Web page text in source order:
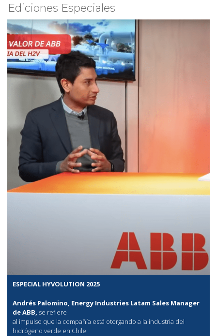
Ediciones Especiales
ESPECIAL HYVOLUTION 2025
Andrés Palomino, Energy Industries Latam Sales Manager
de ABB, se refiere
al impulso que la compañía está otorgando a la industria del
hidrógeno verde en Chile